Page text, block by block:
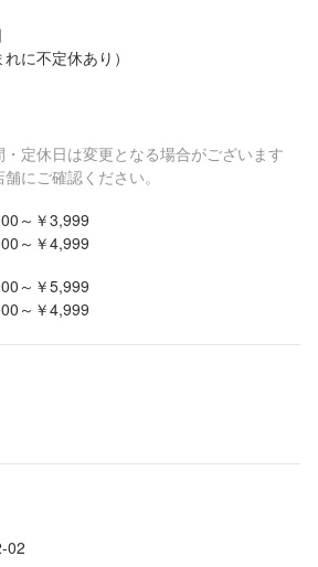
に不定休あり）
・定休日は変更となる場合がございます
にご確認ください。
～￥3,999
～￥4,999
～￥5,999
～￥4,999
02